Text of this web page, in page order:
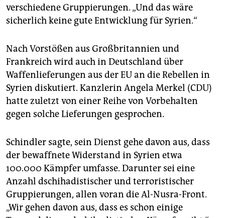
verschiedene Gruppierungen. „Und das wäre
sicherlich keine gute Entwicklung für Syrien.“
Nach Vorstößen aus Großbritannien und
Frankreich wird auch in Deutschland über
Waffenlieferungen aus der EU an die Rebellen in
Syrien diskutiert. Kanzlerin Angela Merkel (CDU)
hatte zuletzt von einer Reihe von Vorbehalten
gegen solche Lieferungen gesprochen.
Schindler sagte, sein Dienst gehe davon aus, dass
der bewaffnete Widerstand in Syrien etwa
100.000 Kämpfer umfasse. Darunter sei eine
Anzahl dschihadistischer und terroristischer
Gruppierungen, allen voran die Al-Nusra-Front.
„Wir gehen davon aus, dass es schon einige